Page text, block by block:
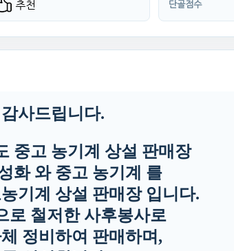
추천 단골점수
사드립니다.
중고 농기계 상설 판매장
화 와 중고 농기계 를
기계 상설 판매장 입니다.
로 철저한 사후봉사로
정비하여 판매하며,